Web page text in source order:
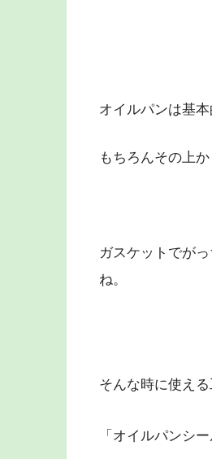
オイルパンは基
もちろんその上
ガスケットでが
ね。
そんな時に使え
「オイルパンシ